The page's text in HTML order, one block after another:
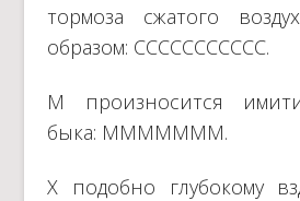
тормоза сжатого
образом: ССССССССССС.
М произносится
быка: МММММММ.
Х подобно глубокому